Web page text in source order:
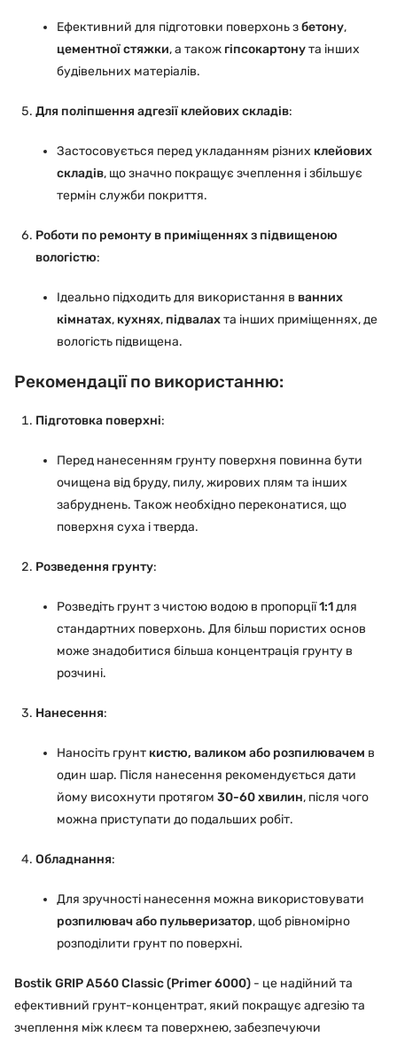
Ефективний для підготовки поверхонь збетону,
цементної стяжки, а також гіпсокартонута інших
будівельних матеріалів.
Для поліпшення адгезії клейових складів:
Застосовується перед укладанням різних клейових
складів, що значно покращує зчеплення і збільшує
термін служби покриття.
Роботи по ремонту в приміщеннях з підвищеною
вологістю:
Ідеально підходить для використання в ванних
кімнатах, кухнях, підвалахта інших приміщеннях, де
вологість підвищена.
Рекомендації по використанню:
Підготовка поверхні:
Перед нанесенням грунту поверхня повинна бути
очищена від бруду, пилу, жирових плям та інших
забруднень. Також необхідно переконатися, що
поверхня суха і тверда.
Розведення грунту:
Розведіть грунт з чистою водою в пропорції1:1для
стандартних поверхонь. Для більш пористих основ
може знадобитися більша концентрація грунту в
розчині.
Нанесення:
Наносіть грунт кистю, валиком або розпилювачем в
один шар. Після нанесення рекомендується дати
йому висохнути протягом 30-60 хвилин, після чого
можна приступати до подальших робіт.
Обладнання:
Для зручності нанесення можна використовувати
розпилювач або пульверизатор, щоб рівномірно
розподілити грунт по поверхні.
Bostik GRIP A560 Classic (Primer 6000) - це надійний та
ефективний грунт-концентрат, який покращує адгезію та
зчеплення між клеєм та поверхнею, забезпечуючи